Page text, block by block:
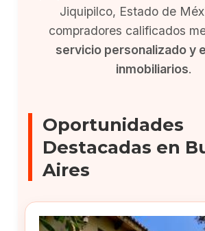
Jiquipilco, Estado de
compradores calificados
servicio personalizado y
inmobiliarios.
Oportunidades
Destacadas en
Aires